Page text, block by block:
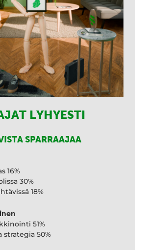
LYHYESTI
SPARRAAJAA
16%
30%
18%
51%
strategia 50%